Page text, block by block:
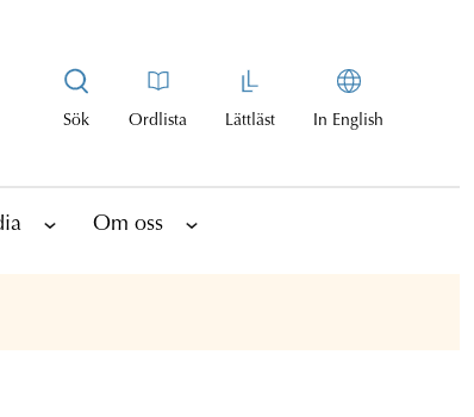
Sök Ordlista Lättläst In English
Om oss